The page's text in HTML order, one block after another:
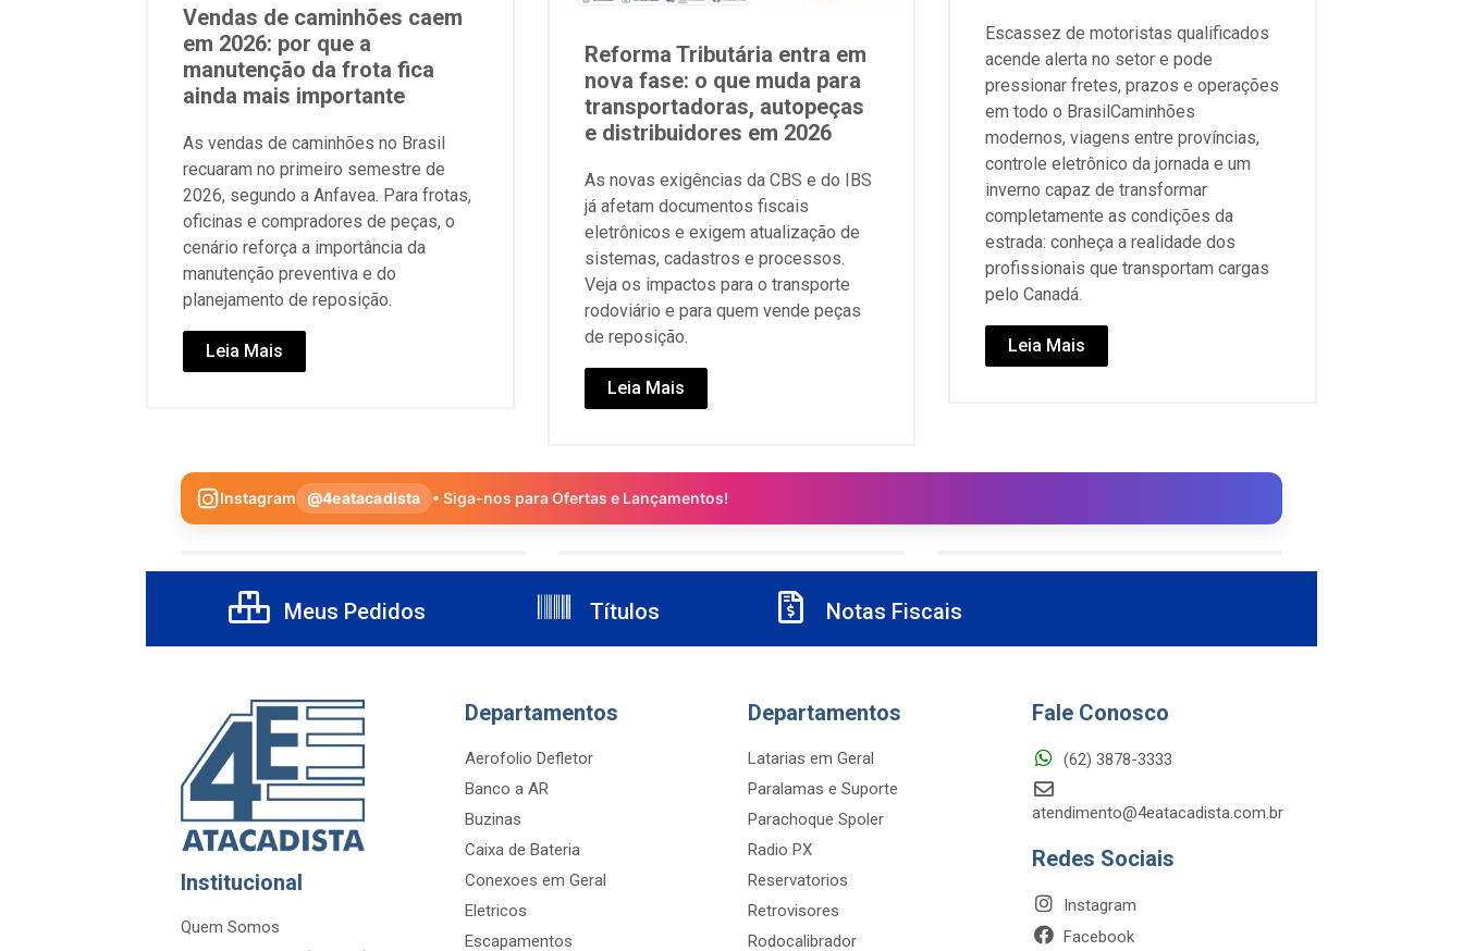
Vendas de caminhões caem
em 2026: por que a
manutenção da frota fica
ainda mais importante
As vendas de caminhões no Brasil
recuaram no primeiro semestre de
2026, segundo a Anfavea. Para frotas,
oficinas e compradores de peças, o
cenário reforça a importância da
manutenção preventiva e do
planejamento de reposição.
Leia Mais
Reforma Tributária entra em
nova fase: o que muda para
transportadoras, autopeças
e distribuidores em 2026
As novas exigências da CBS e do IBS
já afetam documentos fiscais
eletrônicos e exigem atualização de
sistemas, cadastros e processos.
Veja os impactos para o transporte
rodoviário e para quem vende peças
de reposição.
Leia Mais
Escassez de motoristas qualificados
acende alerta no setor e pode
pressionar fretes, prazos e operações
em todo o BrasilCaminhões
modernos, viagens entre províncias,
controle eletrônico da jornada e um
inverno capaz de transformar
completamente as condições da
estrada: conheça a realidade dos
profissionais que transportam cargas
pelo Canadá.
Leia Mais
Instagram @4eatacadista • Siga-nos para Ofertas e Lançamentos!
Meus Pedidos Títulos Notas Fiscais
Institucional
Quem Somos
Departamentos
Aerofolio Defletor
Banco a AR
Buzinas
Caixa de Bateria
Conexoes em Geral
Eletricos
Escapamentos
Departamentos
Latarias em Geral
Paralamas e Suporte
Parachoque Spoler
Radio PX
Reservatorios
Retrovisores
Rodocalibrador
Fale Conosco
(62) 3878-3333
atendimento@4eatacadista.com.br
Redes Sociais
Instagram
Facebook